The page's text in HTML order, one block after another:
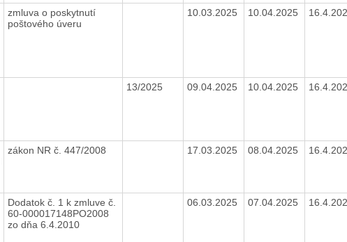
zmluva o poskytnutí
poštového úveru
10.03.2025 10.04.2025
13/2025 09.04.2025 10.04.2025
zákon NR č. 447/2008 17.03.2025 08.04.2025
Dodatok č. 1 k zmluve č.
60-000017148PO2008
zo dňa 6.4.2010
06.03.2025 07.04.2025